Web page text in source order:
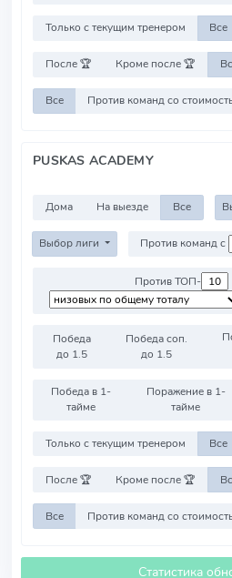
Только с текущим тренером Все
После 🏆 Кроме после 🏆
Все
PUSKAS ACADEMY
Дома На выезде Все
Выбор лиги Против команд с
Против ТОП-
Победа
до 1.5
Победа соп.
до 1.5
Победа в 1-
тайме
Поражение в 1-
тайме
Только с текущим тренером Все
После 🏆 Кроме после 🏆
Все
Статистика